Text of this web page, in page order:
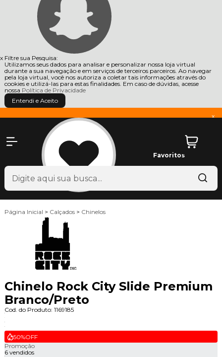
x Filtre sua Pesquisa:
Utilizamos seus dados para analisar e personalizar nossa loja virtual
durante a sua navegação e em serviços de terceiros parceiros. Ao navegar
pela loja virtual, você nos autoriza a coletar tais informações através do
cookies e utilizá-las para estas finalidades. Em caso de dúvidas, acesse
nossa Política de Privacidade
Entendi e Aceito
x
Favoritos
Página Inicial > Calçados > Chinelos
Chinelo Rock City Slide Premium
Branco/Preto
Cod. do Produto: 1169185
50%OFF
Promoção
6 vendidos